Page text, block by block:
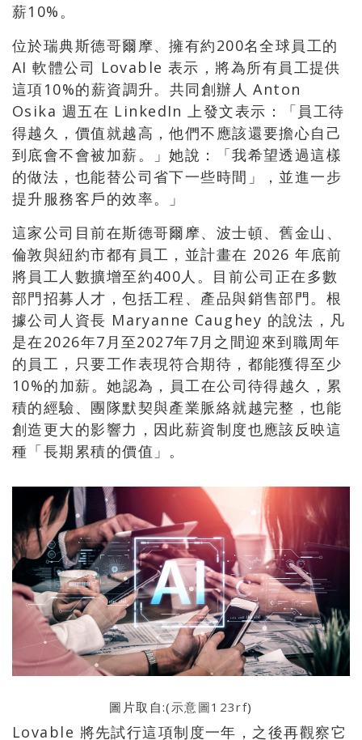
薪10%。
位於瑞典斯德哥爾摩、擁有約200名全球員工的
AI 軟體公司 Lovable 表示，將為所有員工提供
這項10%的薪資調升。共同創辦人 Anton
Osika 週五在 LinkedIn 上發文表示：「員工待
得越久，價值就越高，他們不應該還要擔心自己
到底會不會被加薪。」她說：「我希望透過這樣
的做法，也能替公司省下一些時間」，並進一步
提升服務客戶的效率。」
這家公司目前在斯德哥爾摩、波士頓、舊金山、
倫敦與紐約市都有員工，並計畫在 2026 年底前
將員工人數擴增至約400人。目前公司正在多數
部門招募人才，包括工程、產品與銷售部門。根
據公司人資長 Maryanne Caughey 的說法，凡
是在2026年7月至2027年7月之間迎來到職周年
的員工，只要工作表現符合期待，都能獲得至少
10%的加薪。她認為，員工在公司待得越久，累
積的經驗、團隊默契與產業脈絡就越完整，也能
創造更大的影響力，因此薪資制度也應該反映這
種「長期累積的價值」。
圖片取自:( 示意圖123rf)
Lovable 將先試行這項制度一年，之後再觀察它